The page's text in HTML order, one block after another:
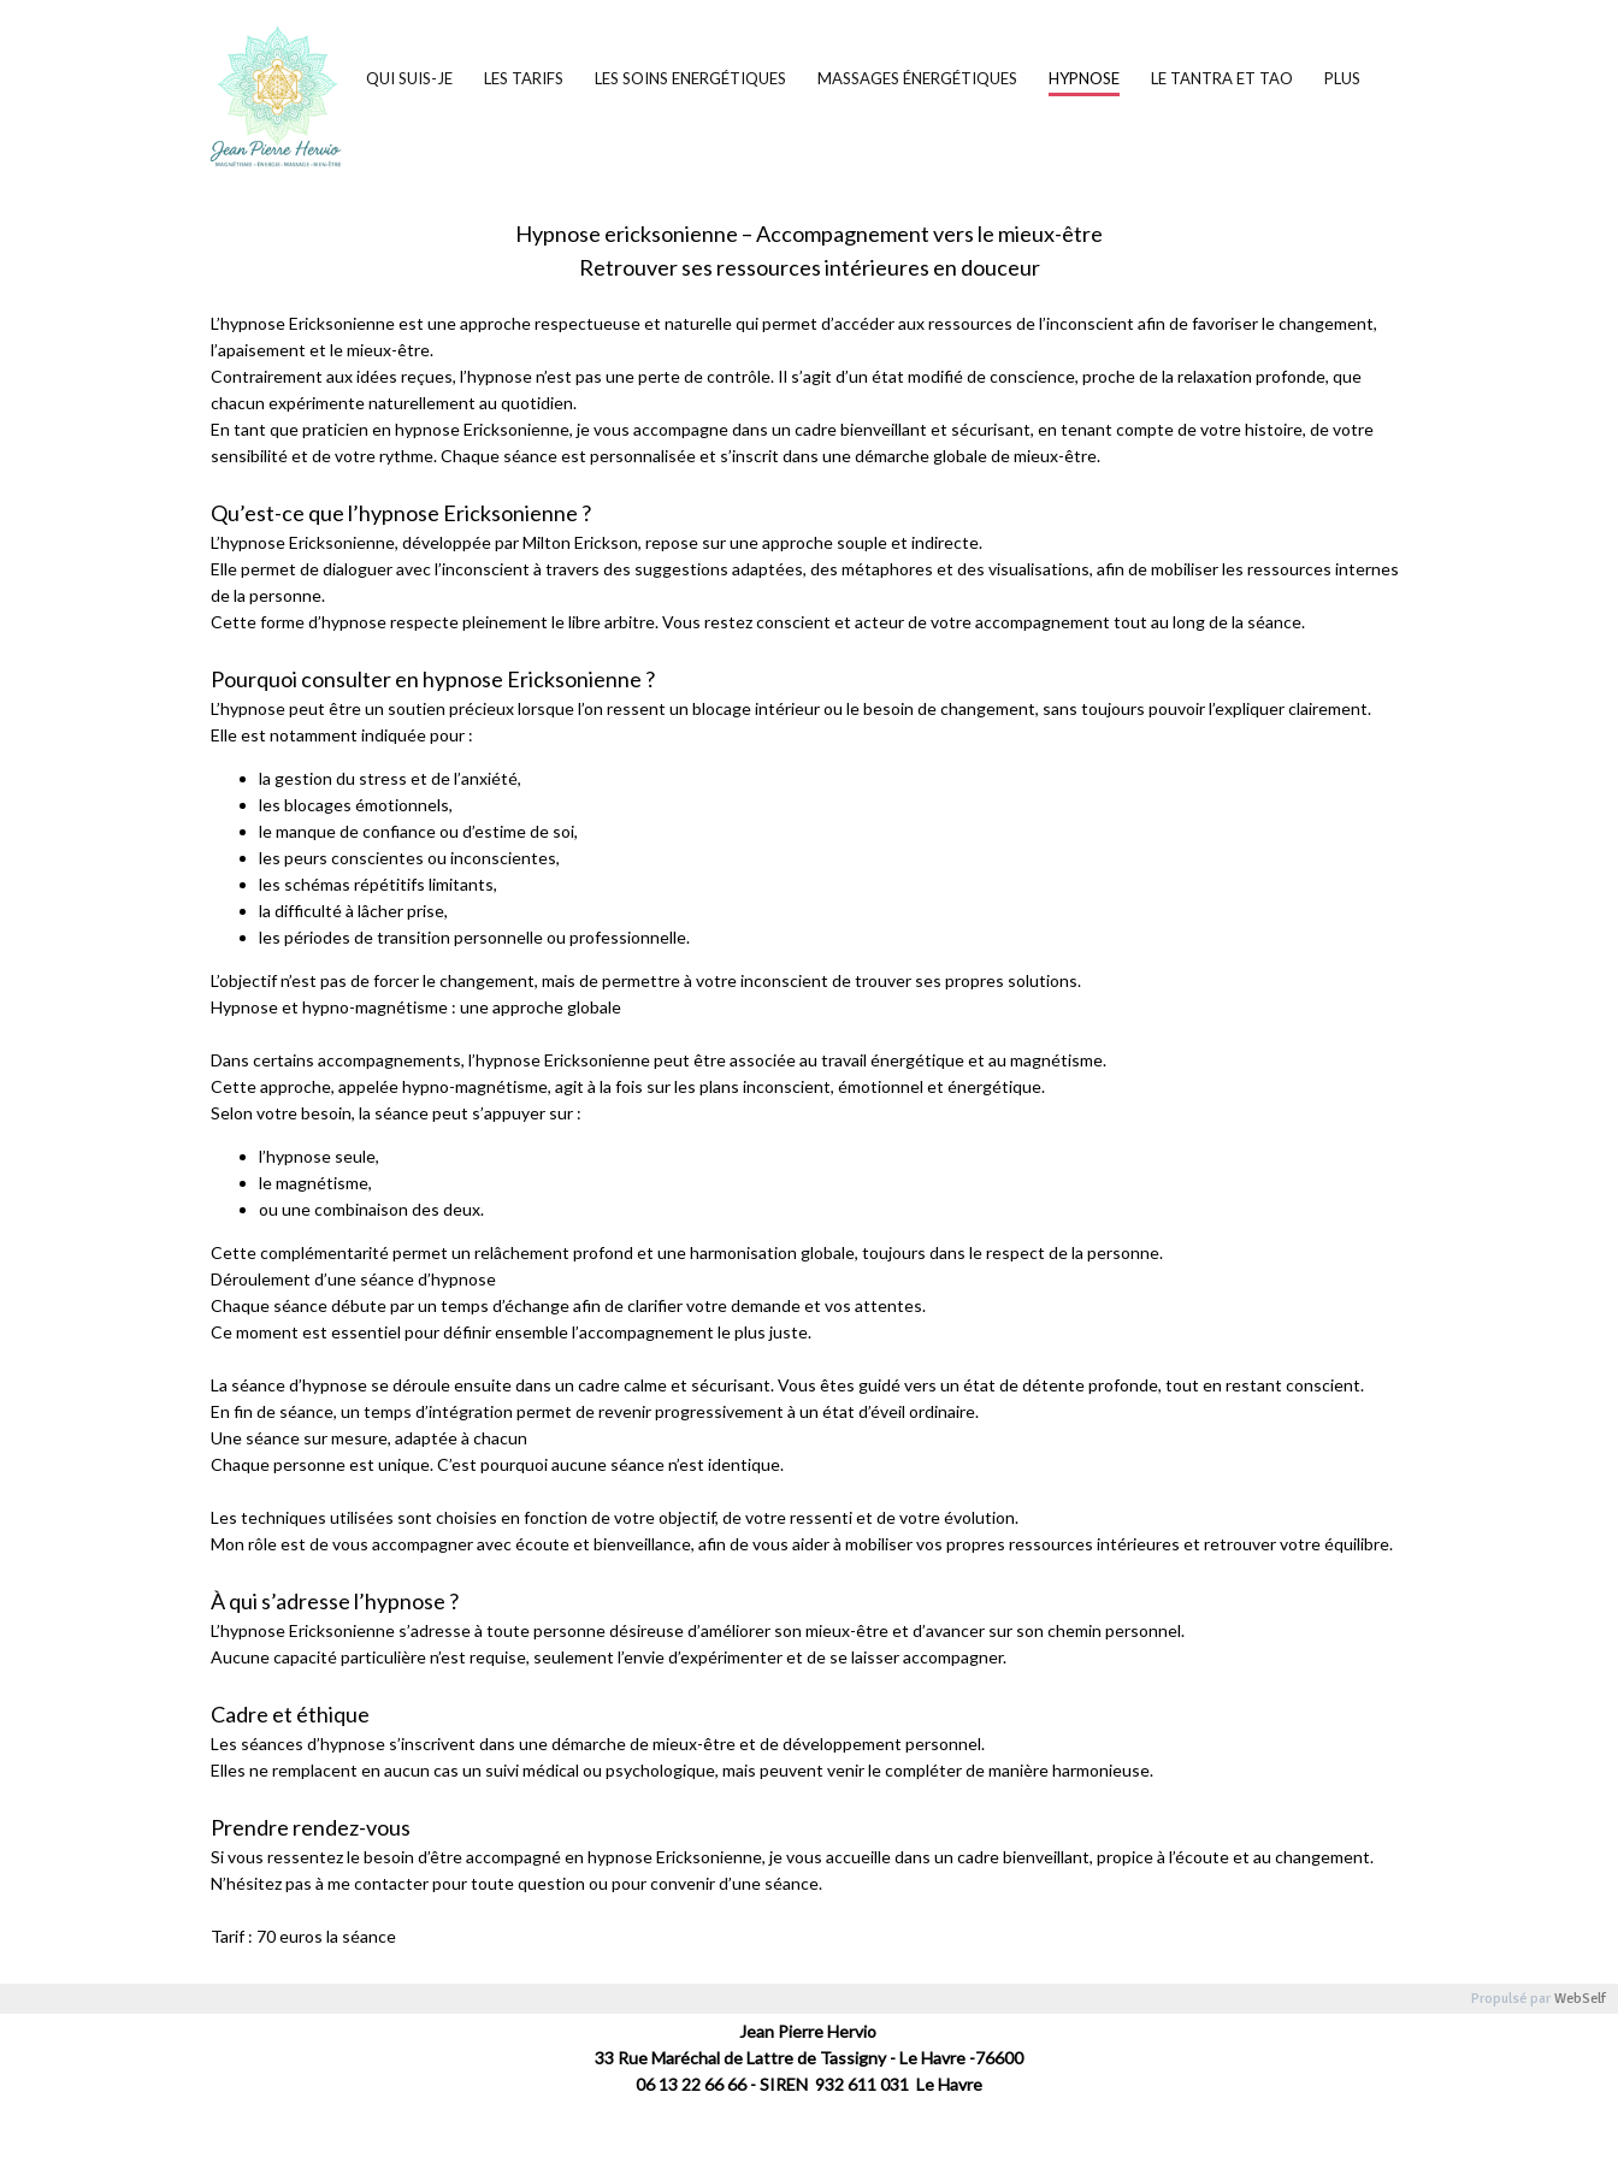
JEAN PIERRE HERVIO
QUI SUIS-JE LES TARIFS LES SOINS ENERGÉTIQUES MASSAGES ÉNERGÉTIQUES HYPNOSE LE TANTRA ET TAO PLUS
Hypnose ericksonienne – Accompagnement vers le mieux-être
Retrouver ses ressources intérieures en douceur
L’hypnose Ericksonienne est une approche respectueuse et naturelle qui permet d’accéder aux ressources de l’inconscient afin de favoriser le changement,
l’apaisement et le mieux-être.
Contrairement aux idées reçues, l’hypnose n’est pas une perte de contrôle. Il s’agit d’un état modifié de conscience, proche de la relaxation profonde, que
chacun expérimente naturellement au quotidien.
En tant que praticien en hypnose Ericksonienne, je vous accompagne dans un cadre bienveillant et sécurisant, en tenant compte de votre histoire, de votre
sensibilité et de votre rythme. Chaque séance est personnalisée et s’inscrit dans une démarche globale de mieux-être.
Qu’est-ce que l’hypnose Ericksonienne ?
L’hypnose Ericksonienne, développée par Milton Erickson, repose sur une approche souple et indirecte.
Elle permet de dialoguer avec l’inconscient à travers des suggestions adaptées, des métaphores et des visualisations, afin de mobiliser les ressources internes
de la personne.
Cette forme d’hypnose respecte pleinement le libre arbitre. Vous restez conscient et acteur de votre accompagnement tout au long de la séance.
Pourquoi consulter en hypnose Ericksonienne ?
L’hypnose peut être un soutien précieux lorsque l’on ressent un blocage intérieur ou le besoin de changement, sans toujours pouvoir l’expliquer clairement.
Elle est notamment indiquée pour :
la gestion du stress et de l’anxiété,
les blocages émotionnels,
le manque de confiance ou d’estime de soi,
les peurs conscientes ou inconscientes,
les schémas répétitifs limitants,
la difficulté à lâcher prise,
les périodes de transition personnelle ou professionnelle.
L’objectif n’est pas de forcer le changement, mais de permettre à votre inconscient de trouver ses propres solutions.
Hypnose et hypno-magnétisme : une approche globale
Dans certains accompagnements, l’hypnose Ericksonienne peut être associée au travail énergétique et au magnétisme.
Cette approche, appelée hypno-magnétisme, agit à la fois sur les plans inconscient, émotionnel et énergétique.
Selon votre besoin, la séance peut s’appuyer sur :
l’hypnose seule,
le magnétisme,
ou une combinaison des deux.
Cette complémentarité permet un relâchement profond et une harmonisation globale, toujours dans le respect de la personne.
Déroulement d’une séance d’hypnose
Chaque séance débute par un temps d’échange afin de clarifier votre demande et vos attentes.
Ce moment est essentiel pour définir ensemble l’accompagnement le plus juste.
La séance d’hypnose se déroule ensuite dans un cadre calme et sécurisant. Vous êtes guidé vers un état de détente profonde, tout en restant conscient.
En fin de séance, un temps d’intégration permet de revenir progressivement à un état d’éveil ordinaire.
Une séance sur mesure, adaptée à chacun
Chaque personne est unique. C’est pourquoi aucune séance n’est identique.
Les techniques utilisées sont choisies en fonction de votre objectif, de votre ressenti et de votre évolution.
Mon rôle est de vous accompagner avec écoute et bienveillance, afin de vous aider à mobiliser vos propres ressources intérieures et retrouver votre équilibre.
À qui s’adresse l’hypnose ?
L’hypnose Ericksonienne s’adresse à toute personne désireuse d’améliorer son mieux-être et d’avancer sur son chemin personnel.
Aucune capacité particulière n’est requise, seulement l’envie d’expérimenter et de se laisser accompagner.
Cadre et éthique
Les séances d’hypnose s’inscrivent dans une démarche de mieux-être et de développement personnel.
Elles ne remplacent en aucun cas un suivi médical ou psychologique, mais peuvent venir le compléter de manière harmonieuse.
Prendre rendez-vous
Si vous ressentez le besoin d’être accompagné en hypnose Ericksonienne, je vous accueille dans un cadre bienveillant, propice à l’écoute et au changement.
N’hésitez pas à me contacter pour toute question ou pour convenir d’une séance.
Tarif : 70 euros la séance
Jean Pierre Hervio
33 Rue Maréchal de Lattre de Tassigny - Le Havre -76600
06 13 22 66 66 - SIREN 932 611 031 Le Havre
Propulsé par WebSelf